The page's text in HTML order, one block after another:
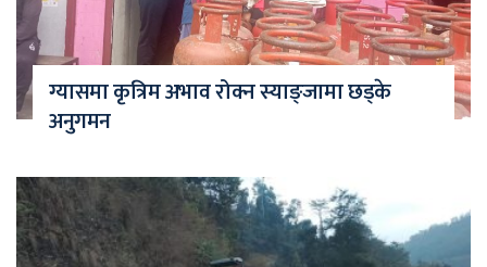
ग्यासमा कृत्रिम अभाव रोक्न स्याङ्जामा छड्के
अनुगमन